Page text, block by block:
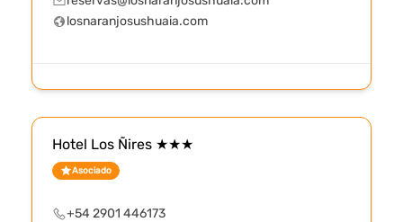
losnaranjosushuaia.com
Hotel Los Ñires ★★★
Asociado
+54 2901 446173